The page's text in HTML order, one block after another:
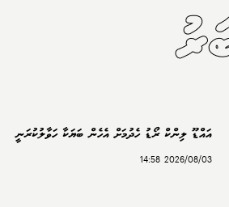
އައްޑޫ ލިންކް ރޯޑު ހެދުމަށް އެހެން ބަޔަކާ ހަވާލުކުރަނީ
2026/08/03 14:58